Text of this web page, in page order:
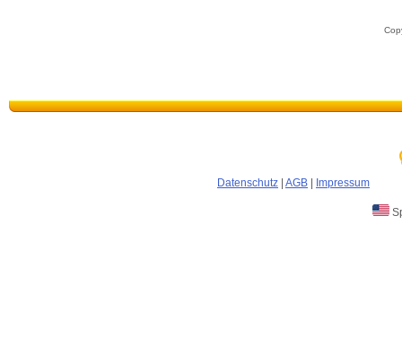
Datenschutz AGB Impressum